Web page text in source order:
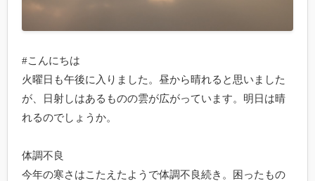
#こんにちは
火曜日も午後に入りました。昼から晴れると思いました
が、日射しはあるものの雲が広がっています。明日は晴
れるのでしょうか。
体調不良
今年の寒さはこたえたようで体調不良続き。困ったもの